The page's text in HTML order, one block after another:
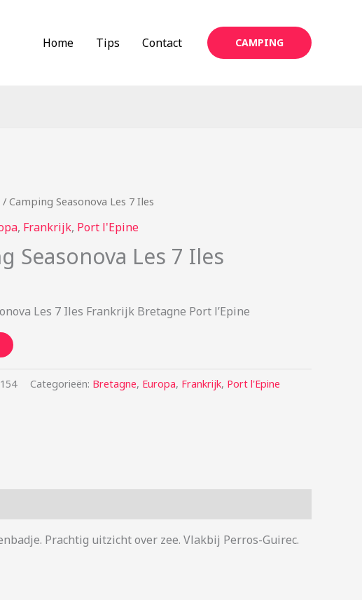
Home Tips Contact CAMPING
/ Camping Seasonova Les 7 Iles
, Frankrijk, Port l'Epine
Seasonova Les 7 Iles
Les 7 Iles Frankrijk Bretagne Port l’Epine
Categorieën: Bretagne, Europa, Frankrijk, Port l'Epine
Prachtig uitzicht over zee. Vlakbij Perros-Guirec.